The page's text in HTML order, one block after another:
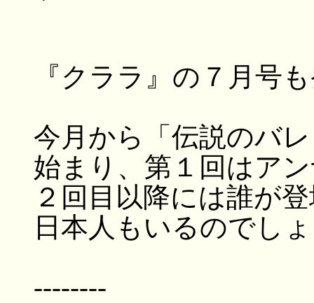
『クララ』の７月号
今月から「伝説のバ
始まり、第１回はア
２回目以降には誰が
日本人もいるのでし
--------